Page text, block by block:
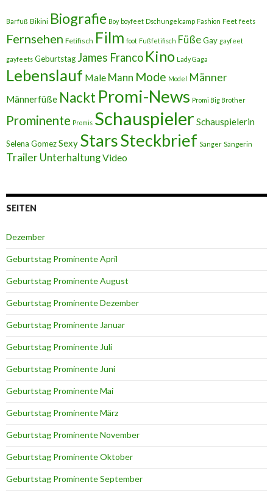
Barfuß Bikini Biografie Boy boyfeet Dschungelcamp Fashion Feet feets
Fernsehen Fetifisch Film foot Fußfetifisch FüßeGay gayfeet
gayfeets Geburtstag James Franco Kino Lady Gaga
Lebenslauf Male Mann Mode Model Männer
Männerfüße Nackt Promi-News Promi Big Brother
Prominente Promis Schauspieler Schauspielerin
Selena GomezSexy StarsSteckbrief Sänger Sängerin
Trailer UnterhaltungVideo
SEITEN
Dezember
Geburtstag Prominente April
Geburtstag Prominente August
Geburtstag Prominente Dezember
Geburtstag Prominente Januar
Geburtstag Prominente Juli
Geburtstag Prominente Juni
Geburtstag Prominente Mai
Geburtstag Prominente März
Geburtstag Prominente November
Geburtstag Prominente Oktober
Geburtstag Prominente September